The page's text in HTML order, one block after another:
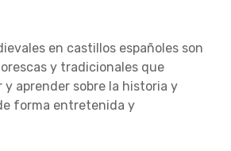
en castillos españoles son
y tradicionales que
aprender sobre la historia y
forma entretenida y